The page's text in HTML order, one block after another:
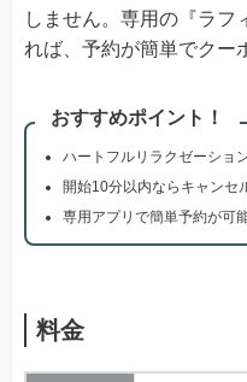
しません。専用の『ラフ
れば、予約が簡単でクー
おすすめポイント！
ハートフルリラクゼーショ
開始10分以内ならキャンセ
専用アプリで簡単予約が可
料金